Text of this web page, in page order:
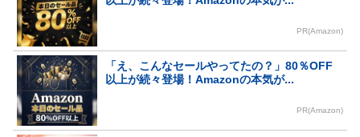
PR(Amazon)
「え、こんなセールやってたの？」80％OFF
以上が続々登場！Amazonの本気が...
PR(Amazon)